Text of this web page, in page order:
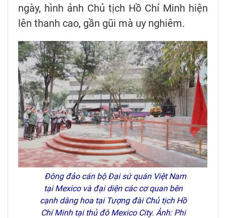
ngày, hình ảnh Chủ tịch Hồ Chí Minh hiện
lên thanh cao, gần gũi mà uy nghiêm.
Đông đảo cán bộ Đại sứ quán Việt Nam
tại Mexico và đại diện các cơ quan bên
cạnh dâng hoa tại Tượng đài Chủ tịch Hồ
Chí Minh tại thủ đô Mexico City. Ảnh: Phi